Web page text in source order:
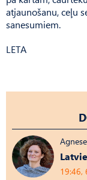
atjaunošanu, ceļu
sanesumiem.
LETA
19:46,